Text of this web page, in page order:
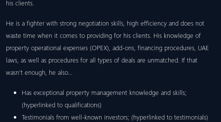
his clients.
He is a fighter with strong negotiation skills, high efficiency and does not
waste time when it comes to providing for his clients. His knowledge of
property operational expenses (OPEX), add-ons, financing procedures, UAE
laws, as well as procedures for all types of deals are unmatched. If that
wasn’t enough, he also…
Has exceptional property management knowledge and skills;
(hyperlinked to qualifications)
Testimonials from well-known investors; (hyperlinked to testimonials)